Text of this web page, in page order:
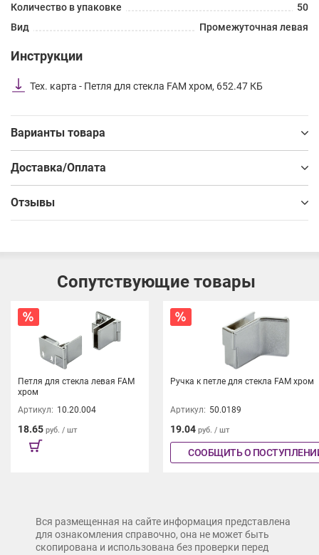
Количество в упаковке
50
Вид
Промежуточная левая
Инструкции
Тех. карта - Петля для стекла FAM хром, 652.47 КБ
Варианты товара
Доставка/Оплата
Отзывы
Сопутствующие товары
Петля для стекла левая FAM
хром
Артикул: 10.20.004
18.65 руб. / шт
Ручка к петле для стекла FAM хром
Артикул: 50.0189
19.04 руб. / шт
СООБЩИТЬ О
Вся размещенная на сайте информация представлена
для ознакомления справочно, она не может быть
скопирована и использована без проверки перед